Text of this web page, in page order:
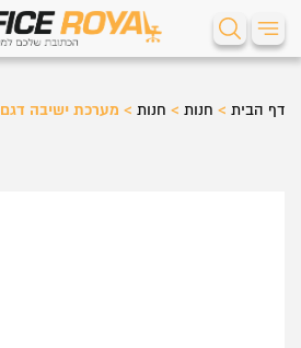
דף הבית > חנות > חנות > מערכת ישיבה דגם LENA 2+1+1